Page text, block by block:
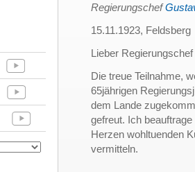
Regierungschef
15.11.1923, Feldsberg
Lieber
Die treue Teilnahme,
65jährigen
dem Lande
gefreut. Ich
Herzen wohltuenden
vermitteln.